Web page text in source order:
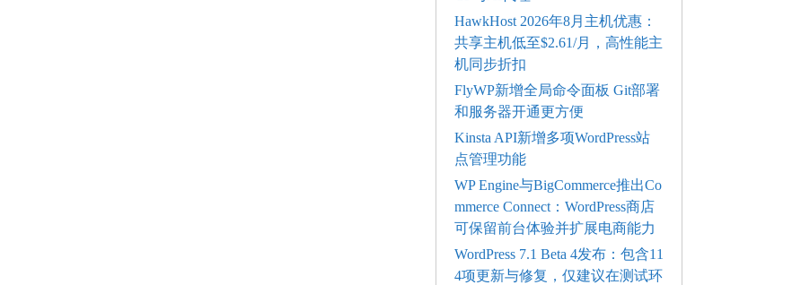
HawkHost 2026年8月主机优惠：
共享主机低至$2.61/月，高性能主
机同步折扣
FlyWP新增全局命令面板 Git部署
和服务器开通更方便
Kinsta API新增多项WordPress站
点管理功能
WP Engine与BigCommerce推出Co
mmerce Connect：WordPress商店
可保留前台体验并扩展电商能力
WordPress 7.1 Beta 4发布：包含11
4项更新与修复，仅建议在测试环